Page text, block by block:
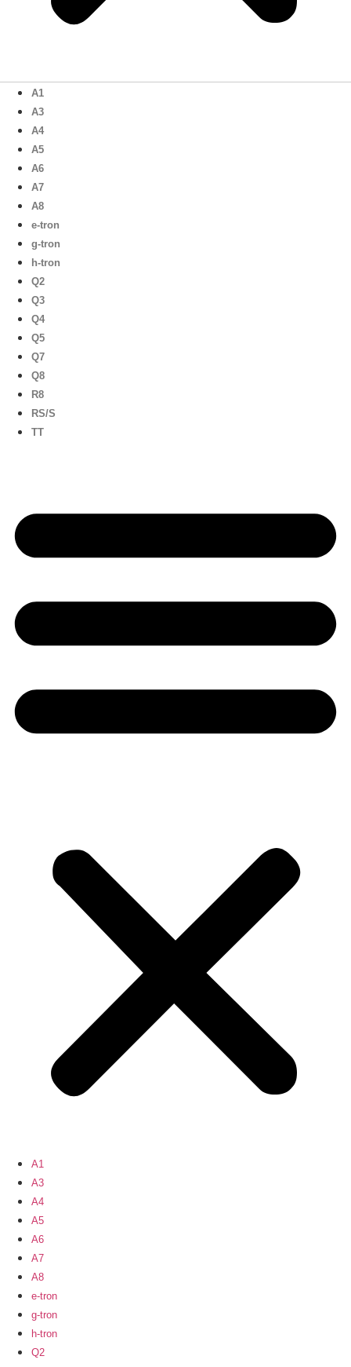
A1
A3
A4
A5
A6
A7
A8
e-tron
g-tron
h-tron
Q2
Q3
Q4
Q5
Q7
Q8
R8
RS/S
TT
A1
A3
A4
A5
A6
A7
A8
e-tron
g-tron
h-tron
Q2